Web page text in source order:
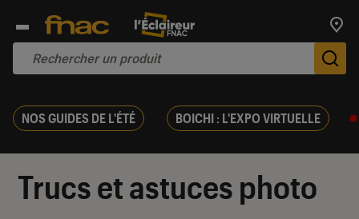
NOS GUIDES DE L'ÉTÉ BOICHI : L'EXPO VIRTUELLE
Trucs et astuces photo